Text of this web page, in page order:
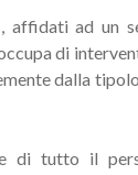
, affidati ad un
di
dalla
di tutto il